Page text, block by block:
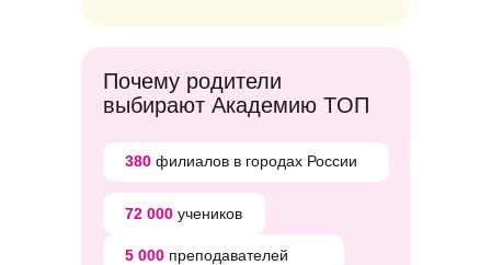
Почему родители
выбирают Академию TOП
72 000 учеников
5 000 преподавателей
380 филиалов в городах России